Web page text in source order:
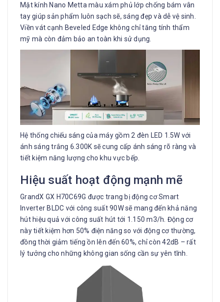
Mặt kính Nano Metta màu xám phủ lớp chống bám vân
tay giúp sản phẩm luôn sạch sẽ, sáng đẹp và dễ vệ sinh.
Viền vát cạnh Beveled Edge không chỉ tăng tính thẩm
mỹ mà còn đảm bảo an toàn khi sử dụng.
Hệ thống chiếu sáng của máy gồm 2 đèn LED 1.5W với
ánh sáng trắng 6.300K sẽ cung cấp ánh sáng rõ ràng và
tiết kiệm năng lượng cho khu vực bếp.
Hiệu suất hoạt động mạnh mẽ
GrandX GX H70C69G được trang bị động cơ Smart
Inverter BLDC với công suất 90W sẽ mang đến khả năng
hút hiệu quả với công suất hút tới 1.150 m3/h. Động cơ
này tiết kiệm hơn 50% điện năng so với động cơ thường,
đồng thời giảm tiếng ồn lên đến 60%, chỉ còn 42dB – rất
lý tưởng cho những không gian sống cần sự yên tĩnh.